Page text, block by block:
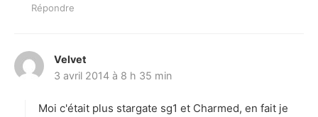
Répondre
Velvet
i
:
3 avril 2014 à 8 h 35 min
Moi c'était plus stargate sg1 et Charmed, en fait je